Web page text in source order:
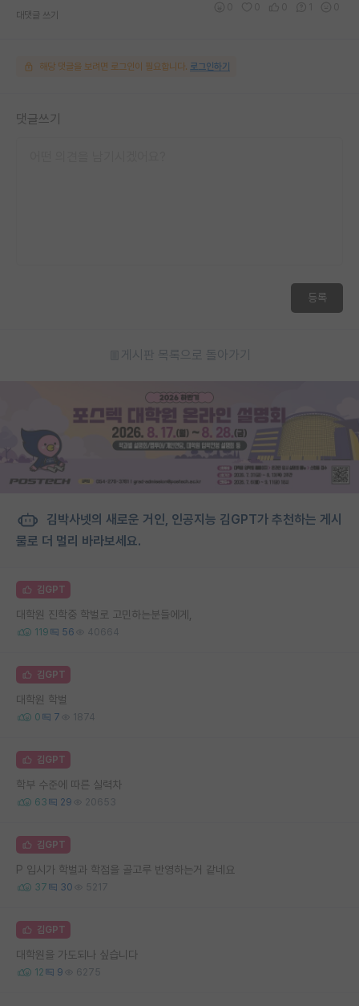
대댓글 쓰기
해당 댓글을 보려면 로그인이 필요합니다. 로그인하기
댓글쓰기
등록
게시판 목록으로 돌아가기
김박사넷의 새로운 거인, 인공지능 김GPT가 추천하는 게시
물로 더 멀리 바라보세요.
김GPT
대학원 진학중 학벌로 고민하는분들에게,
119 56 40664
김GPT
대학원 학벌
0 7 1874
김GPT
학부 수준에 따른 실력차
63 29 20653
김GPT
P 입시가 학벌과 학점을 골고루 반영하는거 같네요
37 30 5217
김GPT
대학원을 가도되나 싶습니다
12 9 6275